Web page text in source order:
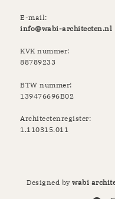
E-mail:
info@wabi-architecten.nl
KVK nummer:
88789233
BTW nummer:
139476696B02
Architectenregister:
1.110315.011
Designed bywabi